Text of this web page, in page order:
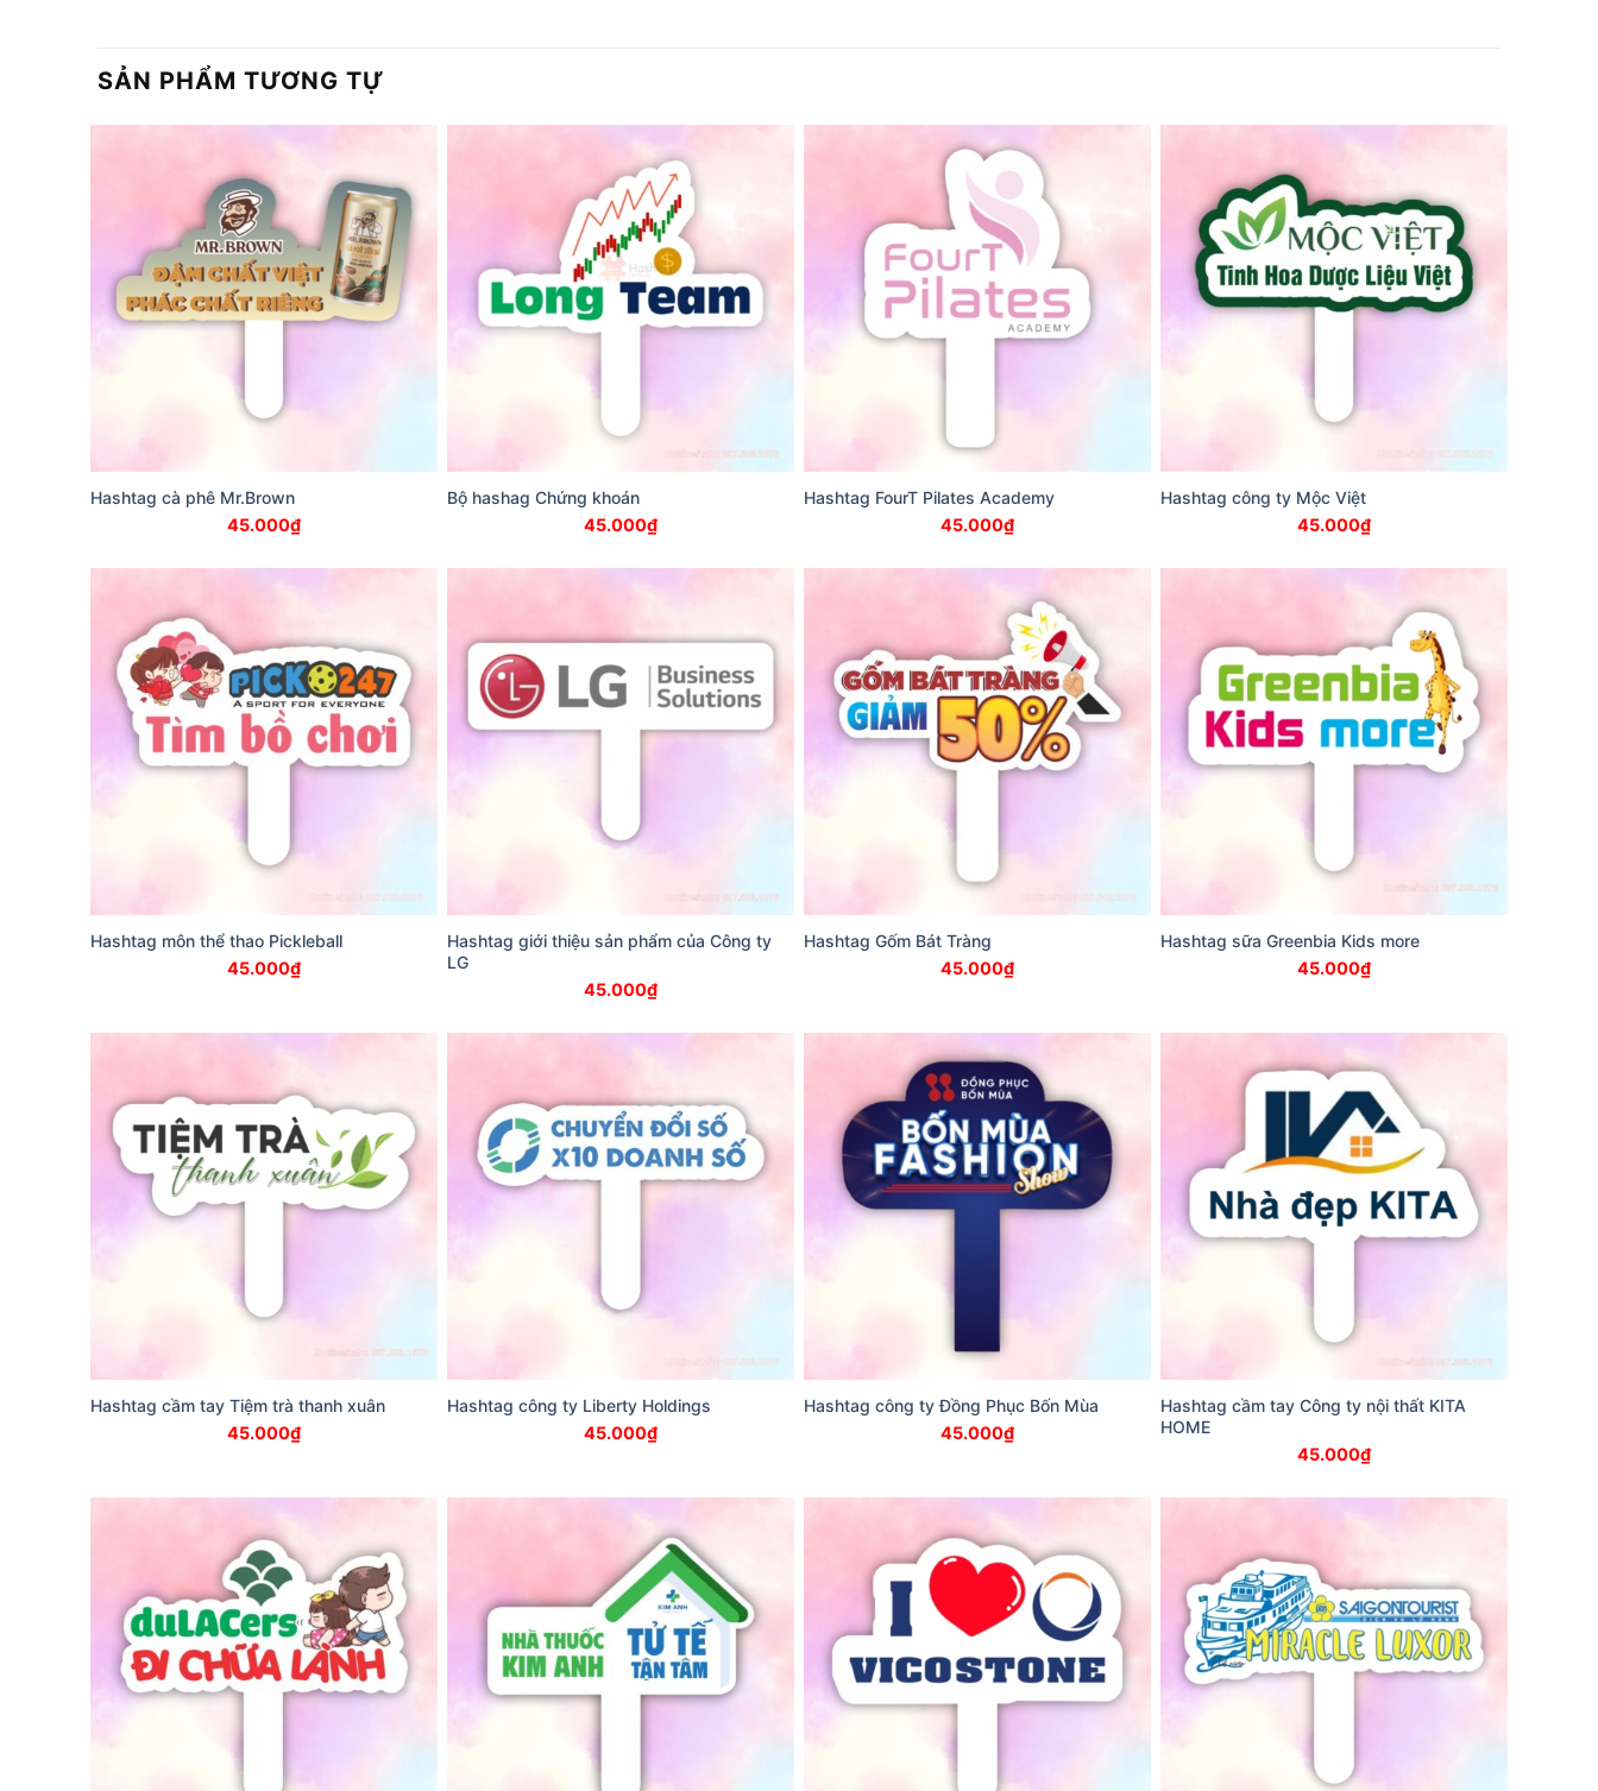
SẢN PHẨM TƯƠNG TỰ
Hashtag cà phê Mr.Brown
45.000₫
Bộ hashag Chứng khoán
45.000₫
Hashtag FourT Pilates Academy
45.000₫
Hashtag công ty Mộc Việt
45.000₫
Hashtag môn thể thao Pickleball
45.000₫
Hashtag giới thiệu sản phẩm của Công ty
LG
45.000₫
Hashtag Gốm Bát Tràng
45.000₫
Hashtag sữa Greenbia Kids more
45.000₫
Hashtag cầm tay Tiệm trà thanh xuân
45.000₫
Hashtag công ty Liberty Holdings
45.000₫
Hashtag công ty Đồng Phục Bốn Mùa
45.000₫
Hashtag cầm tay Công ty nội thất KITA
HOME
45.000₫